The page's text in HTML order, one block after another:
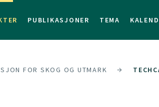
PUBLIKASJONER TEMA
FOR SKOG OG UTMARK